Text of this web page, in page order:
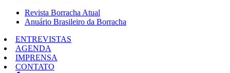
Revista Borracha Atual
Anuário Brasileiro da Borracha
ENTREVISTAS
AGENDA
IMPRENSA
CONTATO